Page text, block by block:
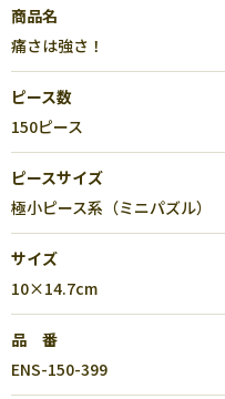
商品名
痛さは強さ！
ピース数
150ピース
ピースサイズ
極小ピース系（ミニパズル）
サイズ
10×14.7cm
品 番
ENS-150-399